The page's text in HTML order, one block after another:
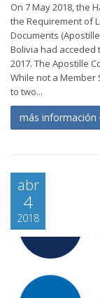
On 7 May 2018, the
the Requirement of
Documents
Bolivia had acceded
2017. The Apostille
While not a Member
to two...
más información
abr
4
2018